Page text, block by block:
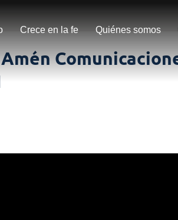
Crece en la fe Quiénes somos